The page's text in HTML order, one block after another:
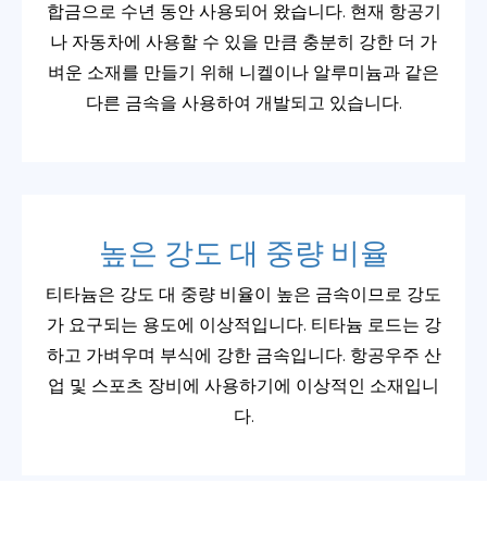
합금으로 수년 동안 사용되어 왔습니다. 현재 항공기
나 자동차에 사용할 수 있을 만큼 충분히 강한 더 가
벼운 소재를 만들기 위해 니켈이나 알루미늄과 같은
다른 금속을 사용하여 개발되고 있습니다.
높은 강도 대 중량 비율
티타늄은 강도 대 중량 비율이 높은 금속이므로 강도
가 요구되는 용도에 이상적입니다. 티타늄 로드는 강
하고 가벼우며 부식에 강한 금속입니다. 항공우주 산
업 및 스포츠 장비에 사용하기에 이상적인 소재입니
다.